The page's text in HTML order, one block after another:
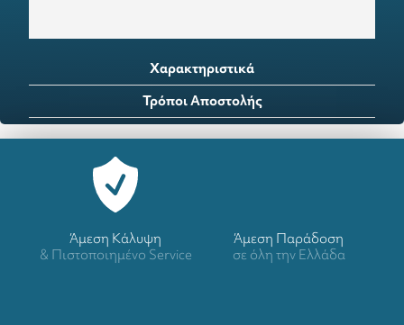
Χαρακτηριστικά
Τρόποι Αποστολής
Άμεση Κάλυψη
& Πιστοποιημένο Service
Άμεση Παράδοση
σε όλη την Ελλάδα